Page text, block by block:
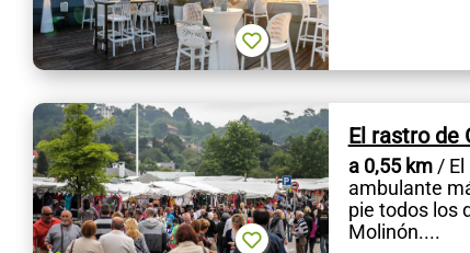
El rastro de
a 0,55 km/ El
ambulante
pie todos los
Molinón....